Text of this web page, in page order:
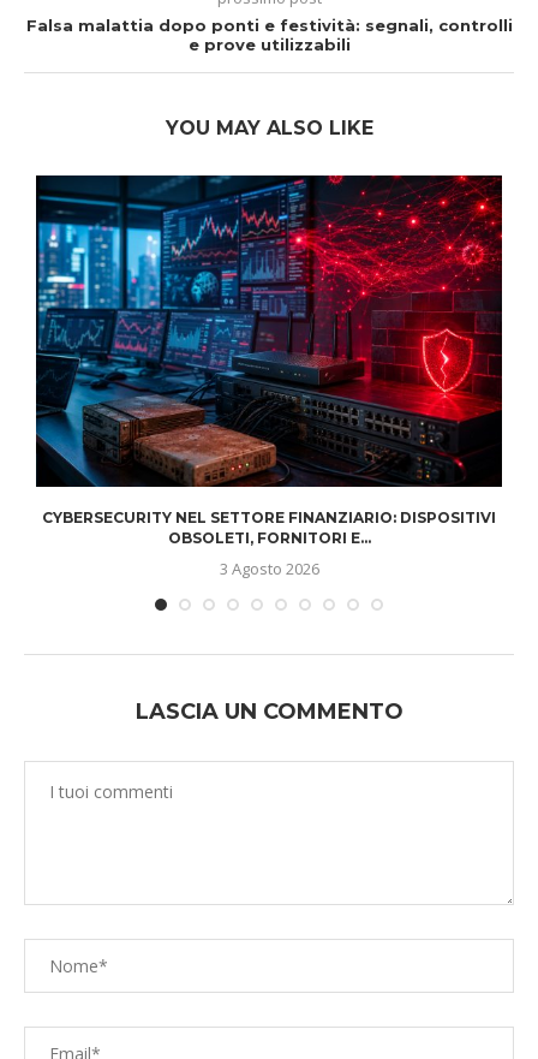
Falsa malattia dopo ponti e festività: segnali, controlli
e prove utilizzabili
YOU MAY ALSO LIKE
CYBERSECURITY NEL SETTORE FINANZIARIO: DISPOSITIVI
OBSOLETI, FORNITORI E...
3 Agosto 2026
LASCIA UN COMMENTO